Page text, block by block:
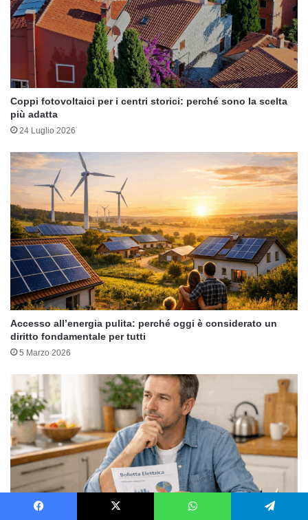
Coppi fotovoltaici per i centri storici: perché sono la scelta
più adatta
24 Luglio 2026
Accesso all’energia pulita: perché oggi è considerato un
diritto fondamentale per tutti
5 Marzo 2026